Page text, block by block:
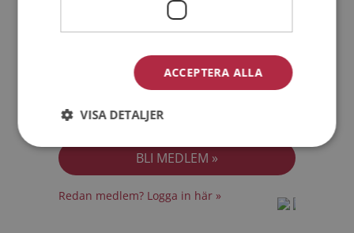
Jag accepterar Personuppgiftspolicyn
Redan medlem? Logga in här »
ACCEPTERA ALLA
VISA DETALJER